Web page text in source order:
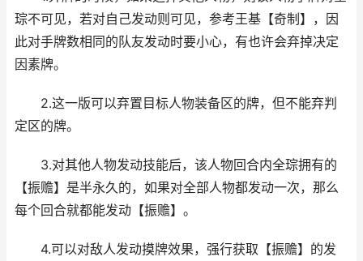
琮不可见，若对自己发动则可见，参考王基【奇制】，因
此对手牌数相同的队友发动时要小心，有也许会弃掉决定
因素牌。
2.这一版可以弃置目标人物装备区的牌，但不能弃判
定区的牌。
3.对其他人物发动技能后，该人物回合内全琮拥有的
【振赡】是半永久的，如果对全部人物都发动一次，那么
每个回合就都能发动【振赡】。
4.可以对敌人发动摸牌效果，强行获取【振赡】的发